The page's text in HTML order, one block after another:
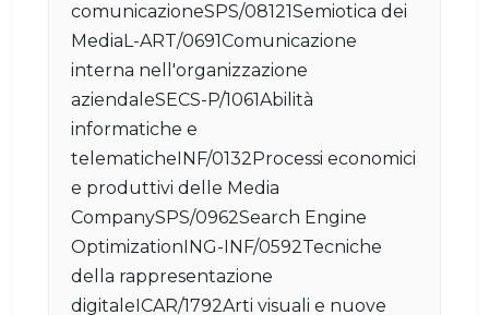
comunicazioneSPS/08121Semiotica dei
MediaL-ART/0691Comunicazione
interna nell'organizzazione
aziendaleSECS-P/1061Abilità
informatiche e
telematicheINF/0132Processi economici
e produttivi delle Media
CompanySPS/0962Search Engine
OptimizationING-INF/0592Tecniche
della rappresentazione
digitaleICAR/1792Arti visuali e nuove